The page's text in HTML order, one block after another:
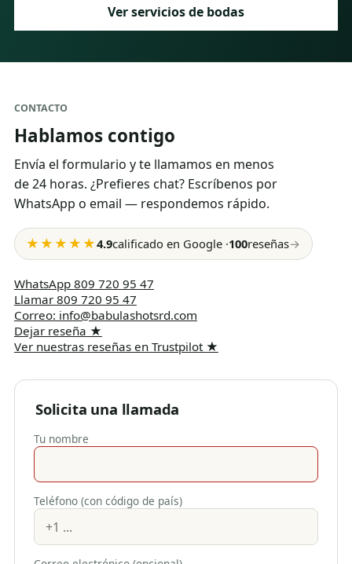
Ver servicios de bodas
CONTACTO
Hablamos contigo
Envía el formulario y te llamamos en menos
de 24 horas. ¿Prefieres chat? Escríbenos por
WhatsApp o email — respondemos rápido.
★★★★★4.9calificado en Google ·100reseñas→
WhatsApp 809 720 95 47
Llamar 809 720 95 47
Correo: info@babulashotsrd.com
Dejar reseña ★
Ver nuestras reseñas en Trustpilot★
Solicita una llamada
Tu nombre
Teléfono (con código de país)